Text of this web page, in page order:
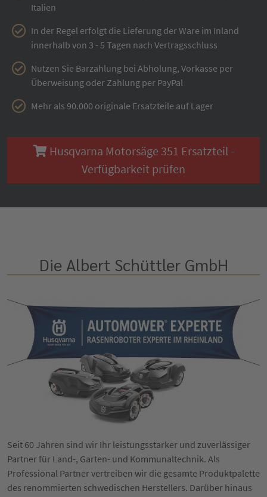
Italien
In der Regel erfolgt die Lieferung der Ware im Inland
innerhalb von 3 - 5 Tagen nach Vertragsschluss
Nutzen Sie Barzahlung bei Abholung, Vorkasse per
Überweisung oder Zahlung per PayPal
Mehr als 90.000 originale Ersatzteile auf Lager
Husqvarna Motorsäge 351 Ersatzteil -
Verfügbarkeit prüfen
Die Albert Schüttler GmbH
Seit 60 Jahren sind wir Ihr leistungsstarker und zuverlässiger
Partner für Land-, Garten- und Kommunaltechnik. Als
Professional Partner vertreiben wir die gesamte Produktpalette
des renommierten schwedischen Herstellers. Darüber hinaus